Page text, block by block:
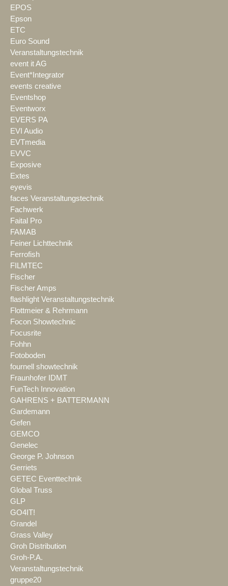
EPOS
Epson
ETC
Euro Sound
Veranstaltungstechnik
event it AG
Event*Integrator
events creative
Eventshop
Eventworx
EVERS PA
EVI Audio
EVTmedia
EVVC
Exposive
Extes
eyevis
faces Veranstaltungstechnik
Fachwerk
Faital Pro
FAMAB
Feiner Lichttechnik
Ferrofish
FILMTEC
Fischer
Fischer Amps
flashlight Veranstaltungstechnik
Flottmeier & Rehrmann
Focon Showtechnic
Focusrite
Fohhn
Fotoboden
fournell showtechnik
Fraunhofer IDMT
FunTech Innovation
GAHRENS + BATTERMANN
Gardemann
Gefen
GEMCO
Genelec
George P. Johnson
Gerriets
GETEC Eventtechnik
Global Truss
GLP
GO4IT!
Grandel
Grass Valley
Groh Distribution
Groh-P.A.
Veranstaltungstechnik
gruppe20